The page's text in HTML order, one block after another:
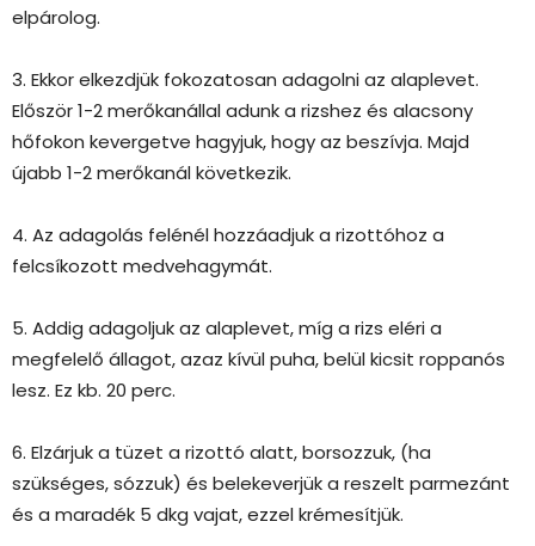
elpárolog.
3. Ekkor elkezdjük fokozatosan adagolni az alaplevet.
Először 1-2 merőkanállal adunk a rizshez és alacsony
hőfokon kevergetve hagyjuk, hogy az beszívja. Majd
újabb 1-2 merőkanál következik.
4. Az adagolás felénél hozzáadjuk a rizottóhoz a
felcsíkozott medvehagymát.
5. Addig adagoljuk az alaplevet, míg a rizs eléri a
megfelelő állagot, azaz kívül puha, belül kicsit roppanós
lesz. Ez kb. 20 perc.
6. Elzárjuk a tüzet a rizottó alatt, borsozzuk, (ha
szükséges, sózzuk) és belekeverjük a reszelt parmezánt
és a maradék 5 dkg vajat, ezzel krémesítjük.